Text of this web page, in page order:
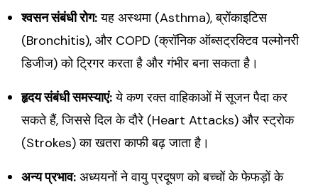
श्वसन संबंधी रोग:यह अस्थमा (Asthma), ब्रोंकाइटिस
(Bronchitis), और COPD (क्रॉनिक ऑब्सट्रक्टिव पल्मोनरी
डिजीज) को ट्रिगर करता है और गंभीर बना सकता है।
हृदय संबंधी समस्याएं:ये कण रक्त वाहिकाओं में सूजन पैदा कर
सकते हैं, जिससे दिल के दौरे (Heart Attacks) और स्ट्रोक
(Strokes) का खतरा काफी बढ़ जाता है।
अन्य प्रभाव: अध्ययनों ने वायु प्रदूषण को बच्चों के फेफड़ों के